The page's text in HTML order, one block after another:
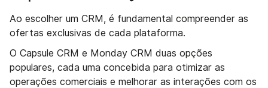
Ao escolher um CRM, é fundamental compreender as
ofertas exclusivas de cada plataforma.
O Capsule CRM e Monday CRM duas opções
populares, cada uma concebida para otimizar as
operações comerciais e melhorar as interações com os